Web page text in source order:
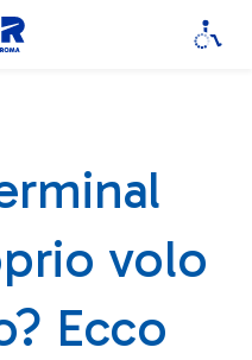
volo
Ecco